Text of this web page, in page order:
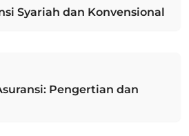
Syariah dan Konvensional
Pengertian dan